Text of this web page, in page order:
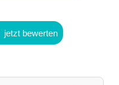
jetzt bewerten